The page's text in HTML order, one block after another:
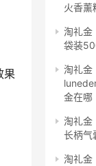
果
火香
淘礼金
袋装
淘礼金
金在哪
淘礼金
长柄气
淘礼金